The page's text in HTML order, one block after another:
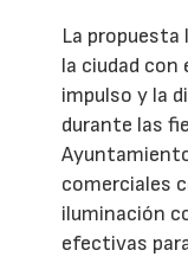
La
la ciudad
impulso y la
durante las
comerciales
iluminación
efectivas